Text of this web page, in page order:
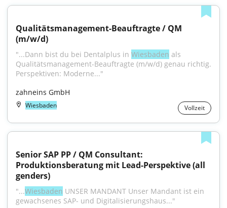
Qualitätsmanagement-Beauftragte / QM
(m/w/d)
"...Dann bist du bei Dentalplus in Wiesbaden als
Qualitätsmanagement-Beauftragte (m/w/d) genau richtig.
Perspektiven: Moderne..."
zahneins GmbH
Wiesbaden Vollzeit
Senior SAP PP / QM Consultant:
Produktionsberatung mit Lead-Perspektive (all
genders)
"...Wiesbaden UNSER MANDANT Unser Mandant ist ein
gewachsenes SAP- und Digitalisierungshaus..."